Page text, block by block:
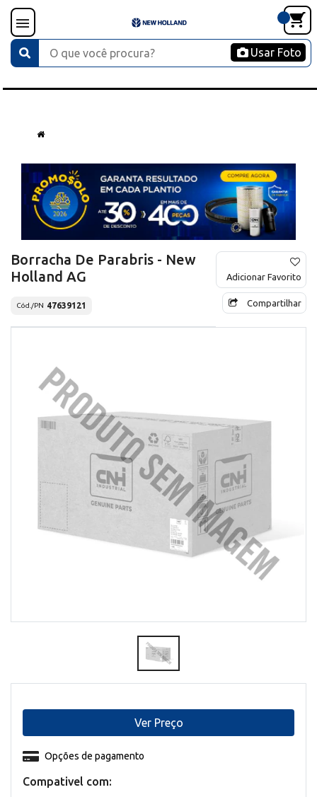
Usar Foto
Borracha De Parabris - New
Holland AG
Cód./PN 47639121
Adicionar Favorito
Compartilhar
Compativel com:
Opções de pagamento
Ver Preço